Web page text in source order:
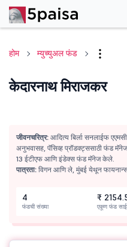
होम म्युच्युअल फंड
केदारनाथ मिराजकर
जीवनचरित्र: आदित्य बिर्ला सनलाईफ
अनुभवासह, पॅसिव्ह प्रॉडक्ट्ससाठी फंड
13 ईटीएफ आणि इंडेक्स फंड मॅनेज केले.
पात्रता: विगन आणि ले, मुंबई येथून
4
फंडची संख्या
₹
एकूण फंड